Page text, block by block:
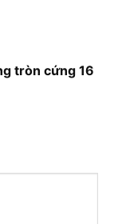
tròn cứng 16